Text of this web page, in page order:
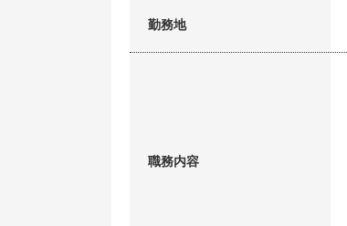
勤務地
職務内容